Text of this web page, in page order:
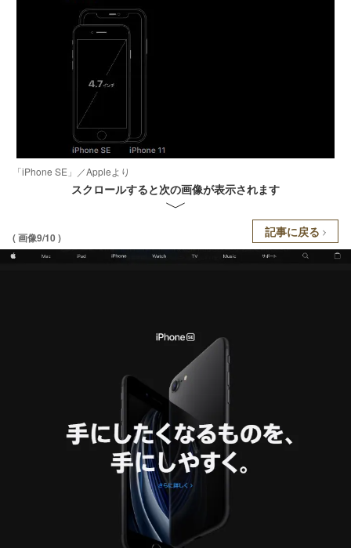
「iPhone SE」／Appleより
スクロールすると次の画像が表示されます
( 画像9/10 ) 記事に戻る